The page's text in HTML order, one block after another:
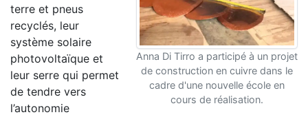
Anna Di Tirro a participé à un projet
de construction en cuivre dans le
cadre d'une nouvelle école en
cours de réalisation.
terre et pneus
recyclés, leur
système solaire
photovoltaïque et
leur serre qui permet
de tendre vers
l’autonomie